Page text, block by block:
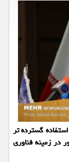
گسترده تر
در زمینه فناوری